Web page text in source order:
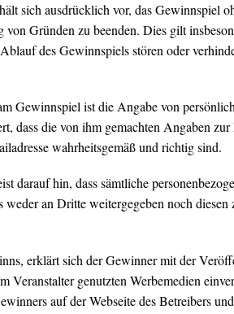
sich ausdrücklich vor, das Gewinnspiel
Gründen zu beenden. Dies gilt
des Gewinnspiels stören oder
Gewinnspiel ist die Angabe von
dass die von ihm gemachten Angaben
wahrheitsgemäß und richtig sind.
darauf hin, dass sämtliche
weder an Dritte weitergegeben noch
erklärt sich der Gewinner mit der
Veranstalter genutzten Werbemedien
auf der Webseite des Betreibers